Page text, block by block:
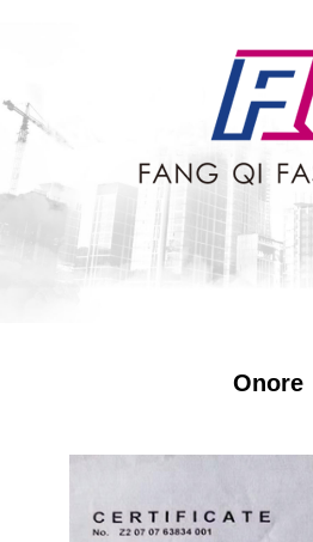
Onore